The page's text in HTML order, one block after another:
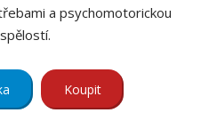
a psychomotorickou
Koupit